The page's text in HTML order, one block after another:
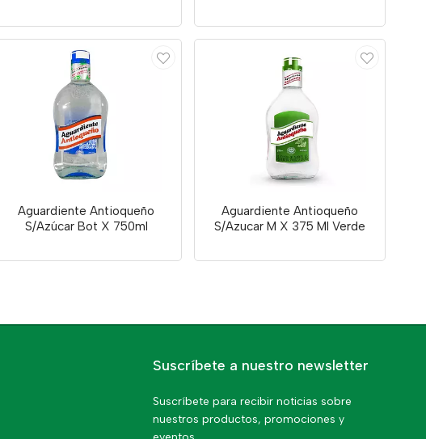
Aguardiente Antioqueño
S/Azúcar Bot X 750ml
Aguardiente Antioqueño
S/Azucar M X 375 Ml Verde
Suscríbete a nuestro newsletter
Suscríbete para recibir noticias sobre
nuestros productos, promociones y